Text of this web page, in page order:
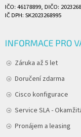
IČO: 46178899, DIČO:
IČ DPH: SK2023268995
INFORMACE PRO
Záruka až 5 let
Doručení zdarma
Cisco konfigurace
Service SLA -
Pronájem a leasing